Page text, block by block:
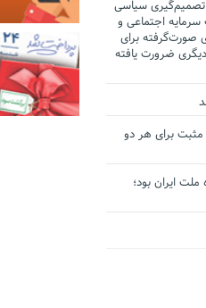
سیاسی
سرمایه اجتماعی و
صورت‌گرفته برای
ضرورت یافته
برای هر دو
ملت ایران بود؛